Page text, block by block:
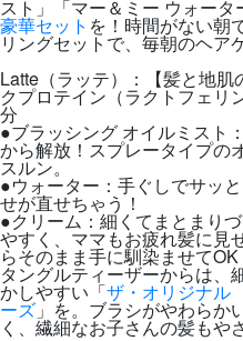
スト」「マー＆ミー ウォー
豪華セット を！時間がない朝
リングセットで、毎朝のヘア
Latte（ラッテ）：【髪と地
クプロテイン（ラクトフェリ
分
●ブラッシング オイルミスト
から解放！スプレータイプの
スルン。
●ウォーター：手ぐしでサッ
せが直せちゃう！
●クリーム：細くてまとまり
やすく、ママもお疲れ髪に見
らそのまま手に馴染ませて
タングルティーザーからは、
かしやすい「ザ・オリジナ
ーズ 」を。ブラシがやわらか
く、繊細なお子さんの髪もや